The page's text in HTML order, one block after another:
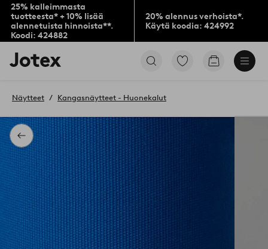
25% kalleimmasta
tuotteesta* + 10% lisää
alennetuista hinnoista**.
Koodi: 424882
20% alennus verhoista*.
Käytä koodia: 424992
Jotex-
logo
aloitussivulle
Siirry
Siirry
Takaisin
Näytteet Kangasnäytteet - Huonekalut